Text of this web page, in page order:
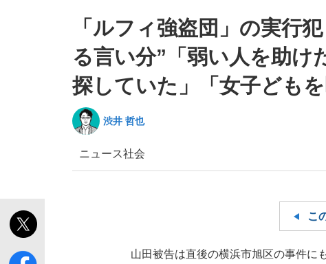
「敗因分析は一切聞かれなかった」侍ジャパン
「目標達成できなかったからと言って…」サッ
キングの誕生を、目撃せよ。
「ルフィ強盗団」の実行
る言い分”「弱い人を助け
探していた」「女子ども
渋井 哲也
ニュース社会
こ
山田被告は直後の横浜市旭区の事件にも